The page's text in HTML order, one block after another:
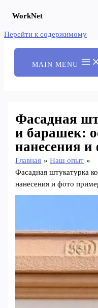
WorkNet
Перейти к содержимому
MAIN MENU
Фасадная
и барашек:
нанесения
Главная
Наш опыт
Фасадная штукатурка
нанесения и фото